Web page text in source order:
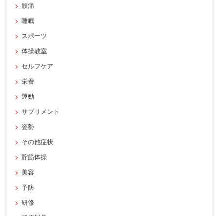
腰痛
睡眠
スポーツ
体操教室
セルフケア
栄養
運動
サプリメント
姿勢
その他症状
貯筋体操
美容
予防
研修